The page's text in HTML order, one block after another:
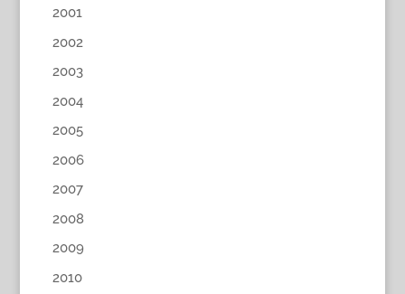
2001
2002
2003
2004
2005
2006
2007
2008
2009
2010